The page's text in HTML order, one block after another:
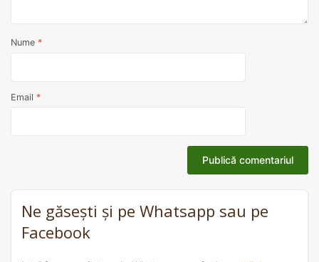
Nume *
Email *
Ne găsești și pe Whatsapp sau pe
Facebook